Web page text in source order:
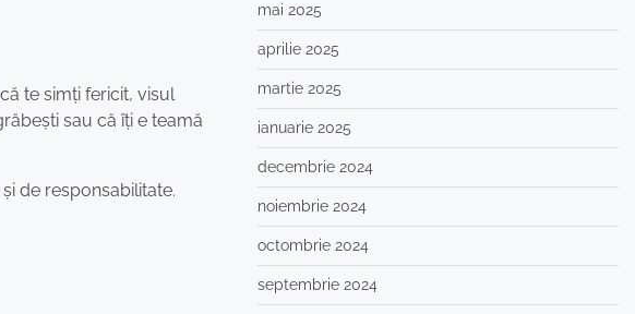
te simți fericit, visul
sau că îți e teamă
de responsabilitate.
mai 2025
aprilie 2025
martie 2025
ianuarie 2025
decembrie 2024
noiembrie 2024
octombrie 2024
septembrie 2024